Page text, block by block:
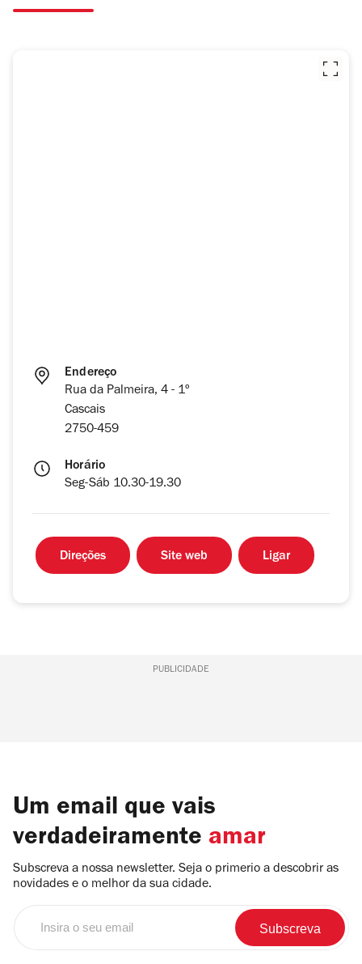
Endereço
Rua da Palmeira, 4 - 1º
Cascais
2750-459
Horário
Seg-Sáb 10.30-19.30
Direções Site web Ligar
PUBLICIDADE
Um email que vais
verdadeiramente amar
Subscreva a nossa newsletter. Seja o primerio a descobrir as
novidades e o melhor da sua cidade.